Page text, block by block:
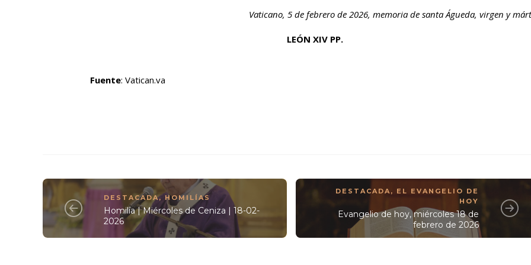
Vaticano, 5 de febrero de 2026, memoria de santa Águeda, virgen y
LEÓN XIV PP.
Fuente: Vatican.va
DESTACADA, HOMILÍAS
Homilía | Miércoles de Ceniza | 18-02-
2026
DESTACADA, EL EVANGELIO DE
HOY
Evangelio de hoy, miércoles 18 de
febrero de 2026